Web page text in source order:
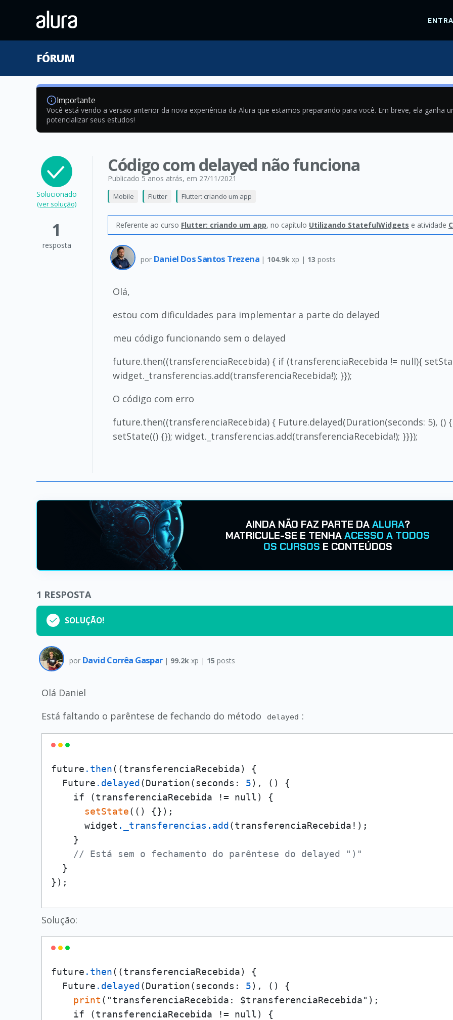
FÓRUM
Importante
Você está vendo a versão anterior da nova experiência da Alura que estamos preparando para você. Em breve, ela ganha
potencializar seus estudos!
Solucionado
(ver solução)
1
resposta
Código com delayed não funciona
Publicado 5 anos atrás, em 27/11/2021
Mobile Flutter Flutter: criando um app
Referente ao curso Flutter: criando um app, no capítulo Utilizando StatefulWidgets e atividade
por Daniel Dos Santos Trezena | 104.9k xp | 13 posts
Olá,
estou com dificuldades para implementar a parte do delayed
meu código funcionando sem o delayed
future.then((transferenciaRecebida) { if (transferenciaRecebida != null){
widget._transferencias.add(transferenciaRecebida!); }});
O código com erro
future.then((transferenciaRecebida) { Future.delayed(Duration(seconds: 5), ()
setState(() {}); widget._transferencias.add(transferenciaRecebida!); }}});
AINDA NÃO FAZ PARTE DAALURA?
MATRICULE-SE E TENHAACESSO A TODOS
OS CURSOS E CONTEÚDOS
1 RESPOSTA
SOLUÇÃO!
por David Corrêa Gaspar | 99.2k xp | 15 posts
Olá Daniel
Está faltando o parêntese de fechando do método
delayed :
future .then((transferenciaRecebida) {
  Future
.delayed (Duration(seconds: 5), () {
    if (transferenciaRecebida != null) {
setState(() {});
      widget
._transferencias .add (transferenciaRecebida!);
    }
// Está sem o fechamento do parêntese do delayed ")"
  }
});
Solução:
future .then((transferenciaRecebida) {
  Future
.delayed (Duration(seconds: 5), () {
print ("transferenciaRecebida: $transferenciaRecebida");
    if (transferenciaRecebida != null) {